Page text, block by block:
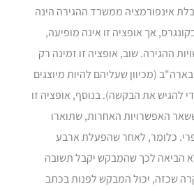
אינפורמציה ממשרד ההגירה הינה
אך אופציה זו אינה מופיעה,
ההגירה. שוב, אופציה זו זמינה רק
(מכיוון שעליהם להיות מיוצגים
להגיש את הבקשה). בנוסף, אופציה זו
האפשרויות האחרות, שתוארו
כלומר, לאחר שהפעלת ארבע
הביאה לכך שהמבקש יקבל תשובה
שכזה, יכול המבקש לפנות בכתב